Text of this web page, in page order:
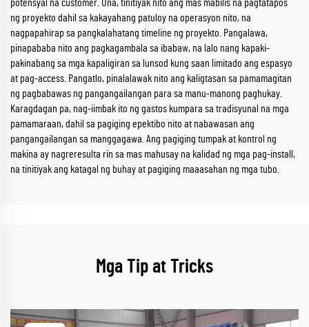
potensyal na customer. Una, tinitiyak nito ang mas mabilis na pagtatapos
ng proyekto dahil sa kakayahang patuloy na operasyon nito, na
nagpapahirap sa pangkalahatang timeline ng proyekto. Pangalawa,
pinapababa nito ang pagkagambala sa ibabaw, na lalo nang kapaki-
pakinabang sa mga kapaligiran sa lunsod kung saan limitado ang espasyo
at pag-access. Pangatlo, pinalalawak nito ang kaligtasan sa pamamagitan
ng pagbabawas ng pangangailangan para sa manu-manong paghukay.
Karagdagan pa, nag-iimbak ito ng gastos kumpara sa tradisyunal na mga
pamamaraan, dahil sa pagiging epektibo nito at nabawasan ang
pangangailangan sa manggagawa. Ang pagiging tumpak at kontrol ng
makina ay nagreresulta rin sa mas mahusay na kalidad ng mga pag-install,
na tinitiyak ang katagal ng buhay at pagiging maaasahan ng mga tubo.
Mga Tip at Tricks